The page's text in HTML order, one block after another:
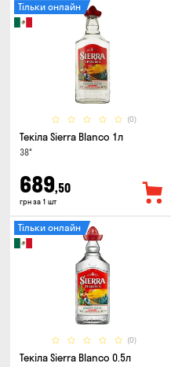
(0)
Тільки онлайн
Текіла Sierra Blanco 1л
38°
689,50
грн за 1 шт
(0)
Тільки онлайн
Текіла Sierra Blanco 0.5л